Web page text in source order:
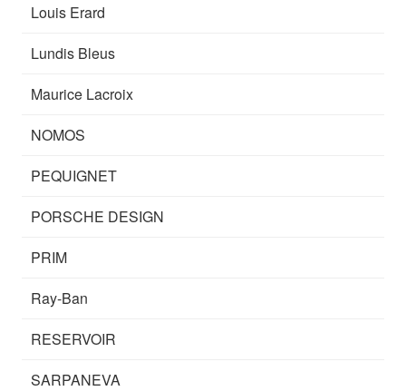
Louis Erard
Lundis Bleus
Maurice Lacroix
NOMOS
PEQUIGNET
PORSCHE DESIGN
PRIM
Ray-Ban
RESERVOIR
SARPANEVA